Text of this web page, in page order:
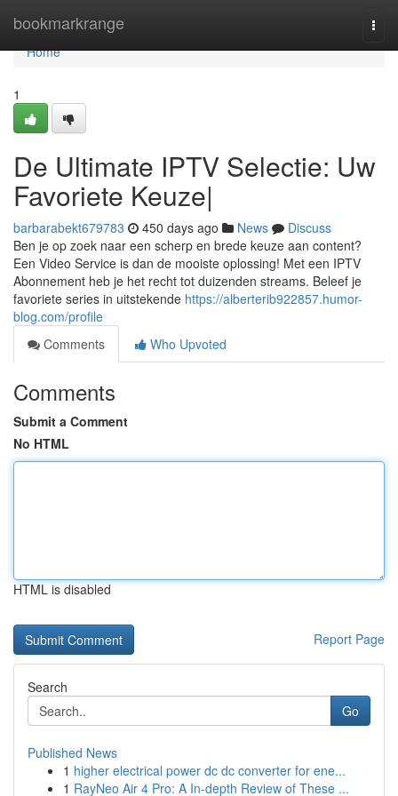
bookmarkrange
Home
Home
1
De Ultimate IPTV Selectie: Uw
Favoriete Keuze|
barbarabekt679783 450 days ago News
Discuss
Ben je op zoek naar een scherp en brede keuze aan content?
Een Video Service is dan de mooiste oplossing! Met een IPTV
Abonnement heb je het recht tot duizenden streams. Beleef je
favoriete series in uitstekende https://alberterib922857.humor-
blog.com/profile
Comments
Who Upvoted
Comments
Submit a Comment
No HTML
HTML is disabled
Report Page
Search
Go
Published News
1 higher electrical power dc dc converter for ene...
1 RayNeo Air 4 Pro: A In-depth Review of These ...